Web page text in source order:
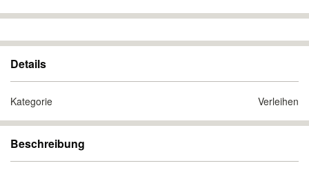
Details
Kategorie Verleihen
Beschreibung